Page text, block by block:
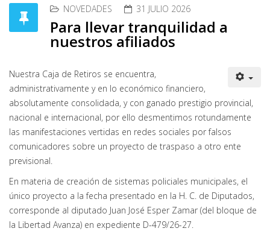
NOVEDADES 31 JULIO 2026
Para llevar tranquilidad a
nuestros afiliados
Nuestra Caja de Retiros se encuentra,
administrativamente y en lo económico financiero,
absolutamente consolidada, y con ganado prestigio provincial,
nacional e internacional, por ello desmentimos rotundamente
las manifestaciones vertidas en redes sociales por falsos
comunicadores sobre un proyecto de traspaso a otro ente
previsional.
En materia de creación de sistemas policiales municipales, el
único proyecto a la fecha presentado en la H. C. de Diputados,
corresponde al diputado Juan José Esper Zamar (del bloque de
la Libertad Avanza) en expediente D-479/26-27.